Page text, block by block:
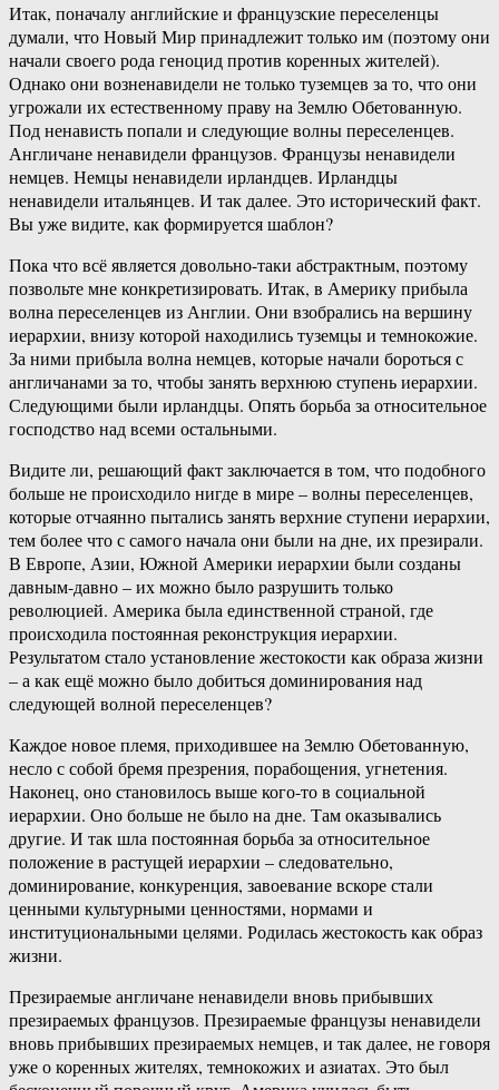
Итак, поначалу английские и французские переселенцы
думали, что Новый Мир принадлежит только им (поэтому они
начали своего рода геноцид против коренных жителей).
Однако они возненавидели не только туземцев за то, что они
угрожали их естественному праву на Землю Обетованную.
Под ненависть попали и следующие волны переселенцев.
Англичане ненавидели французов. Французы ненавидели
немцев. Немцы ненавидели ирландцев. Ирландцы
ненавидели итальянцев. И так далее. Это исторический факт.
Вы уже видите, как формируется шаблон?
Пока что всё является довольно-таки абстрактным, поэтому
позвольте мне конкретизировать. Итак, в Америку прибыла
волна переселенцев из Англии. Они взобрались на вершину
иерархии, внизу которой находились туземцы и темнокожие.
За ними прибыла волна немцев, которые начали бороться с
англичанами за то, чтобы занять верхнюю ступень иерархии.
Следующими были ирландцы. Опять борьба за относительное
господство над всеми остальными.
Видите ли, решающий факт заключается в том, что подобного
больше не происходило нигде в мире – волны переселенцев,
которые отчаянно пытались занять верхние ступени иерархии,
тем более что с самого начала они были на дне, их презирали.
В Европе, Азии, Южной Америки иерархии были созданы
давным-давно – их можно было разрушить только
революцией. Америка была единственной страной, где
происходила постоянная реконструкция иерархии.
Результатом стало установление жестокости как образа жизни
– а как ещё можно было добиться доминирования над
следующей волной переселенцев?
Каждое новое племя, приходившее на Землю Обетованную,
несло с собой бремя презрения, порабощения, угнетения.
Наконец, оно становилось выше кого-то в социальной
иерархии. Оно больше не было на дне. Там оказывались
другие. И так шла постоянная борьба за относительное
положение в растущей иерархии – следовательно,
доминирование, конкуренция, завоевание вскоре стали
ценными культурными ценностями, нормами и
институциональными целями. Родилась жестокость как образ
жизни.
Презираемые англичане ненавидели вновь прибывших
презираемых французов. Презираемые французы ненавидели
вновь прибывших презираемых немцев, и так далее, не говоря
уже о коренных жителях, темнокожих и азиатах. Это был